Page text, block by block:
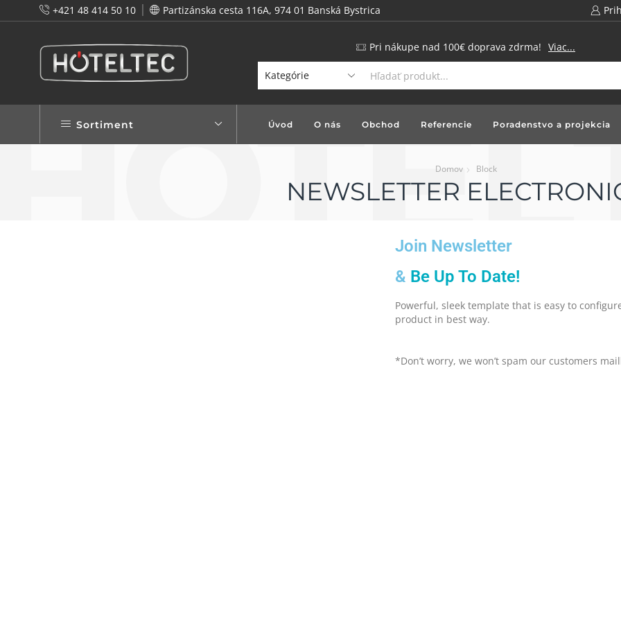
+421 48 414 50 10 Partizánska cesta 116A, 974 01 Banská Bystrica
a preto vám prinášame vernostné zľavy! Pri nákupe nad 100€ doprava zdrma! Viac...
Sortiment Úvod O nás Obchod Referencie Poradenstvo a projekcia
Domov Block
NEWSLETTER
Join Newsletter
& Be Up To Date!
Powerful, sleek template that is easy to
product in best way.
*Don’t worry, we won’t spam our customers